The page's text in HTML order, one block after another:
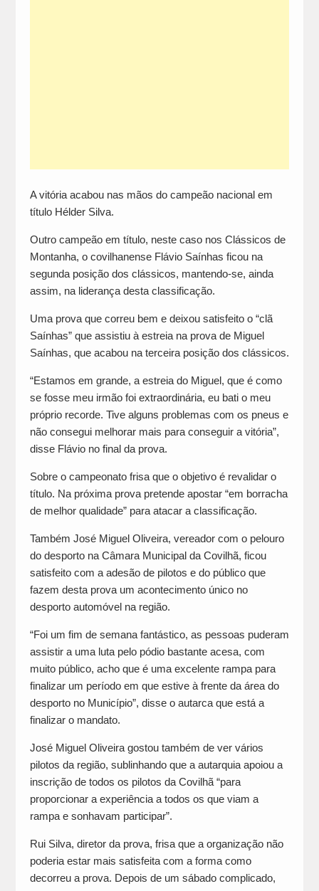
A vitória acabou nas mãos do campeão nacional em
título Hélder Silva.
Outro campeão em título, neste caso nos Clássicos de
Montanha, o covilhanense Flávio Saínhas ficou na
segunda posição dos clássicos, mantendo-se, ainda
assim, na liderança desta classificação.
Uma prova que correu bem e deixou satisfeito o “clã
Saínhas” que assistiu à estreia na prova de Miguel
Saínhas, que acabou na terceira posição dos clássicos.
“Estamos em grande, a estreia do Miguel, que é como
se fosse meu irmão foi extraordinária, eu bati o meu
próprio recorde. Tive alguns problemas com os pneus e
não consegui melhorar mais para conseguir a vitória”,
disse Flávio no final da prova.
Sobre o campeonato frisa que o objetivo é revalidar o
título. Na próxima prova pretende apostar “em borracha
de melhor qualidade” para atacar a classificação.
Também José Miguel Oliveira, vereador com o pelouro
do desporto na Câmara Municipal da Covilhã, ficou
satisfeito com a adesão de pilotos e do público que
fazem desta prova um acontecimento único no
desporto automóvel na região.
“Foi um fim de semana fantástico, as pessoas puderam
assistir a uma luta pelo pódio bastante acesa, com
muito público, acho que é uma excelente rampa para
finalizar um período em que estive à frente da área do
desporto no Município”, disse o autarca que está a
finalizar o mandato.
José Miguel Oliveira gostou também de ver vários
pilotos da região, sublinhando que a autarquia apoiou a
inscrição de todos os pilotos da Covilhã “para
proporcionar a experiência a todos os que viam a
rampa e sonhavam participar”.
Rui Silva, diretor da prova, frisa que a organização não
poderia estar mais satisfeita com a forma como
decorreu a prova. Depois de um sábado complicado,